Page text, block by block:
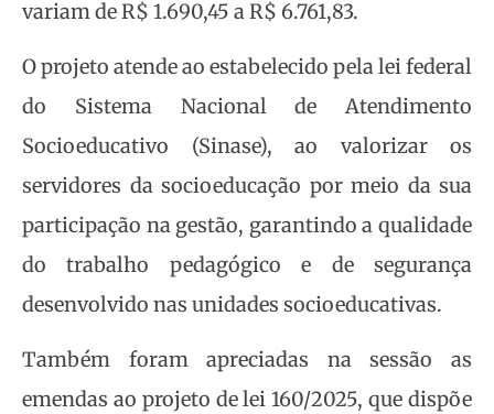
variam de R$ 1.690,45 a R$ 6.761,83.
O projeto atende ao estabelecido pela lei federal
do Sistema Nacional de Atendimento
Socioeducativo (Sinase), ao valorizar os
servidores da socioeducação por meio da sua
participação na gestão, garantindo a qualidade
do trabalho pedagógico e de segurança
desenvolvido nas unidades socioeducativas.
Também foram apreciadas na sessão as
emendas ao projeto de lei 160/2025, que dispõe